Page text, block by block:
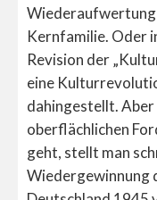
Kernfamilie. Oder
Revision der
eine
dahingestellt. Aber
oberflächlichen
geht, stellt man
Wiedergewinnung